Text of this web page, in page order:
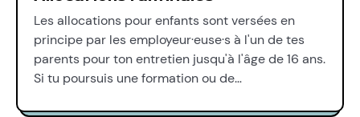
Les allocations pour enfants sont versées en
principe par les employeur·euse·s à l'un de tes
parents pour ton entretien jusqu'à l'âge de 16 ans.
Si tu poursuis une formation ou de…